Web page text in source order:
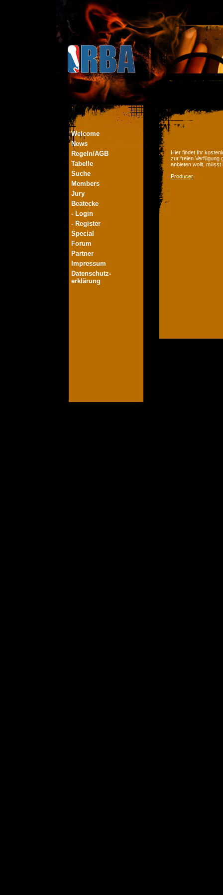
Welcome
News
Regeln/AGB
Tabelle
Suche
Members
Jury
Beatecke
- Login
- Register
Special
Forum
Partner
Impressum
Datenschutz-
erklärung
Hier findet Ihr
zur freien Verfügung
anbieten wollt,
Producer